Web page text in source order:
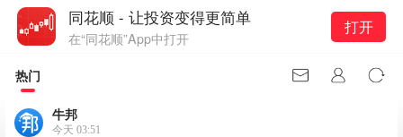
同花顺 - 让投资变得更简单
在“同花顺”App中打开
打开
热门
牛邦
今天 03:51